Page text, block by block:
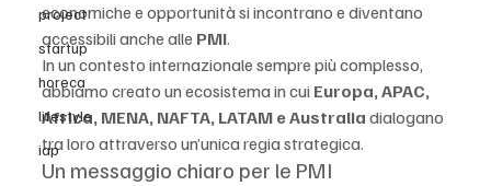
project
startup
horeca
lifestyle
iap
economiche e opportunità si incontrano e diventano
accessibili anche alle PMI.
In un contesto internazionale sempre più complesso,
abbiamo creato un ecosistema in cui Europa, APAC,
Africa, MENA, NAFTA, LATAM e Australia dialogano
tra loro attraverso un’unica regia strategica.
Un messaggio chiaro per le PMI